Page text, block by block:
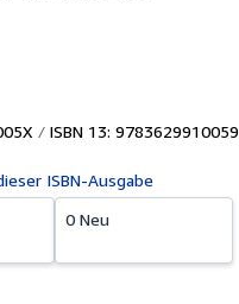
ISBN 13: 9783629910059
ISBN-Ausgabe
0 Neu